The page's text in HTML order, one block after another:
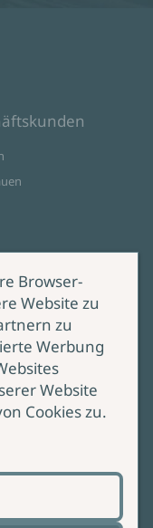
zur Produktsicherheit
sich bitte an
Browser-
Website zu
zu
Werbung
Website
Cookies zu.